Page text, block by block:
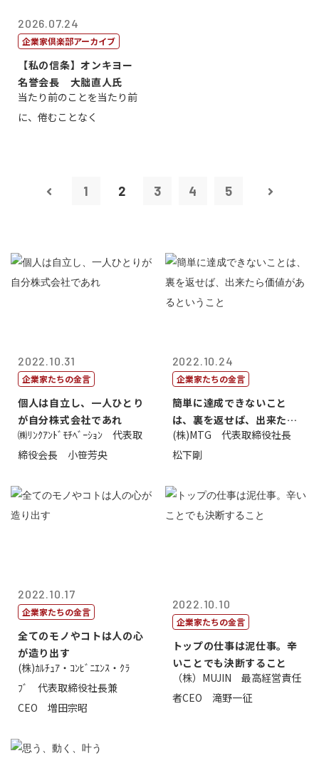
2026.07.24
企業家倶楽部アーカイブ
【私の信条】オンキヨー
名誉会長 大朏直人氏
当たり前のことを当たり前
に、倦むことなく
1 2 3 4 5
2022.10.31
企業家たちの金言
個人は自立し、一人ひとり
が自分株式会社であれ
㈱ﾘﾝｸｱﾝﾄﾞﾓﾁﾍﾞｰｼｮﾝ 代表取
締役会長 小笹芳央
2022.10.24
企業家たちの金言
簡単に達成できないこと
は、裏を返せば、出来たら
価値があるとい...
(株)MTG 代表取締役社長
松下剛
2022.10.17
企業家たちの金言
全てのモノやコトは人の心
が造り出す
(株)ｶﾙﾁｭｱ・ｺﾝﾋﾞﾆｴﾝｽ・ｸﾗ
ﾌﾞ 代表取締役社長兼
CEO 増田宗昭
2022.10.10
企業家たちの金言
トップの仕事は泥仕事。辛
いことでも決断すること
（株）MUJIN 最高経営責任
者CEO 滝野一征